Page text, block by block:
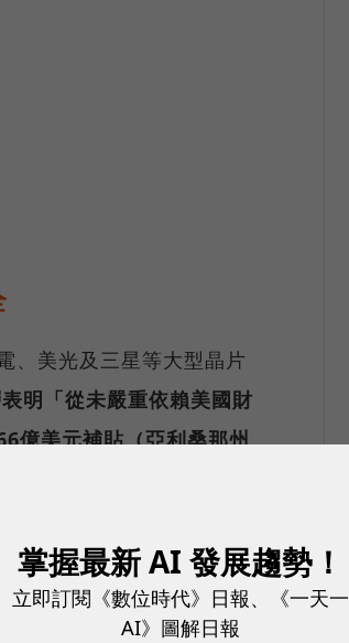
、美光及三星等大型晶片
明「從未嚴重依賴美國財
億美元補貼（亞利桑那州
，一名政府官員於美國時
股權，因為這些公司正持
那些未能提升其投資額
掌握最新 AI 發展趨勢！
立即訂閱《數位時代》日報、《一天一
AI》圖解日報